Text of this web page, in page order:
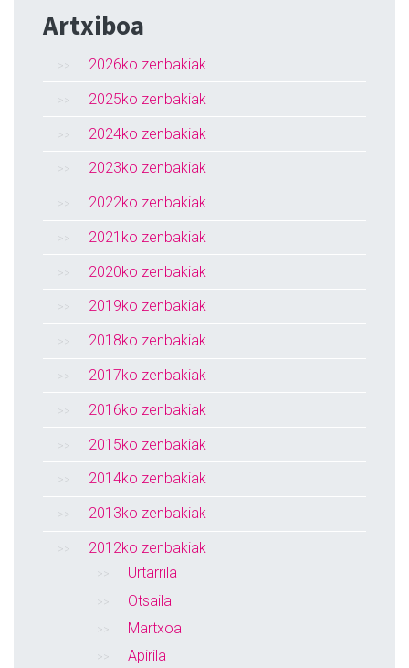
Artxiboa
2026ko zenbakiak
2025ko zenbakiak
2024ko zenbakiak
2023ko zenbakiak
2022ko zenbakiak
2021ko zenbakiak
2020ko zenbakiak
2019ko zenbakiak
2018ko zenbakiak
2017ko zenbakiak
2016ko zenbakiak
2015ko zenbakiak
2014ko zenbakiak
2013ko zenbakiak
2012ko zenbakiak
Urtarrila
Otsaila
Martxoa
Apirila